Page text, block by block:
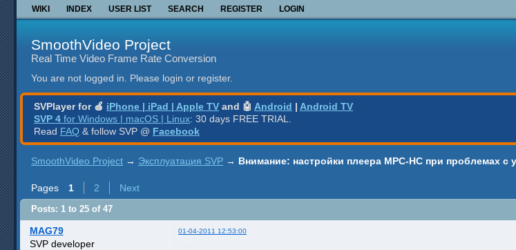
WIKI INDEX USER LIST SEARCH REGISTER LOGIN
SmoothVideo Project
Real Time Video Frame Rate Conversion
You are not logged in. Please login or register.
SVPlayer for 🍎 iPhone | iPad | Apple TV and 🤖 Android | Android TV
SVP 4 for Windows | macOS | Linux: 30 days FREE TRIAL.
Read FAQ & follow SVP @ Facebook
SmoothVideo Project → Эксплуатация SVP → Внимание: настройки плеера MPC-HC при проблемах с
Pages 1 2 Next
Posts: 1 to 25 of 47
MAG79 01-04-2011 12:53:00
SVP developer